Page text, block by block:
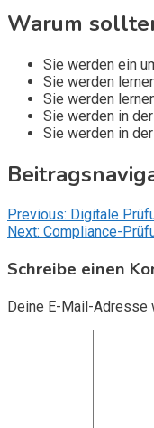
Warum
Sie werden ein
Sie werden
Sie werden
Sie werden in
Sie werden in
Previous: Digitale
Next: Compliance-
Schreibe einen
Deine E-Mail-Adresse